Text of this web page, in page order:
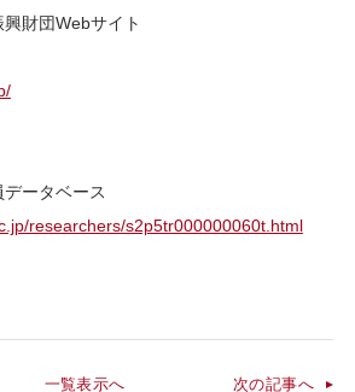
財団Webサイト
ータベース
researchers/s2p5tr000000060t.html
一覧表示へ 次の記事へ